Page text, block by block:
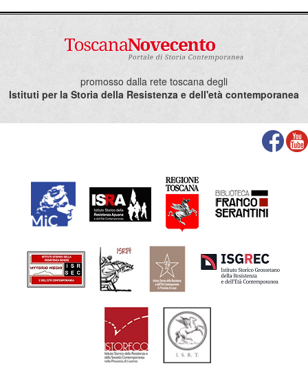
promosso dalla rete toscana degli
Istituti per la Storia della Resistenza e dell'età contemporanea